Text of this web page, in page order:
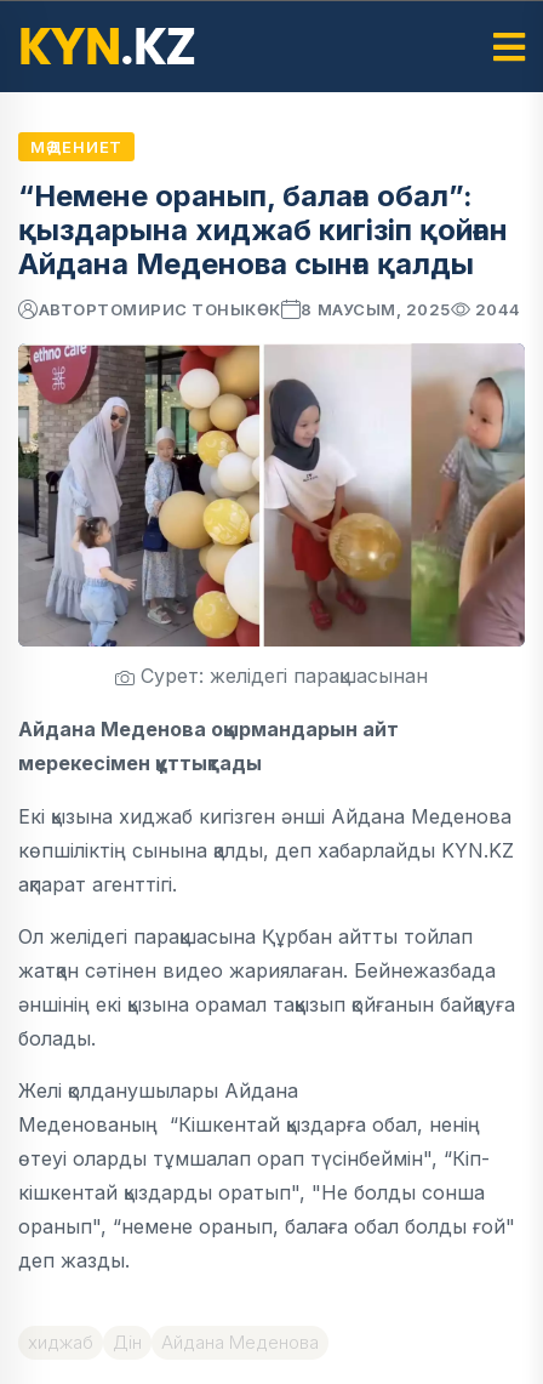
МӘДЕНИЕТ
“Немене оранып, балаға обал”:
қыздарына хиджаб кигізіп қойған
Айдана Меденова сынға қалды
АВТОРТОМИРИС ТОНЫКӨК 8 МАУСЫМ, 2025 2044
Сурет: желідегі парақшасынан
Айдана Меденова оқырмандарын айт
мерекесімен құттықтады
Екі қызына хиджаб кигізген әнші Айдана Меденова
көпшіліктің сынына қалды, деп хабарлайды KYN.KZ
ақпарат агенттігі.
Ол желідегі парақшасына Құрбан айтты тойлап
жатқан сәтінен видео жариялаған. Бейнежазбада
әншінің екі қызына орамал таққызып қойғанын байқауға
болады.
Желі қолданушылары Айдана
Меденованың “Кішкентай қыздарға обал, ненің
өтеуі оларды тұмшалап орап түсінбеймін", “Кіп-
кішкентай қыздарды оратып", "Не болды сонша
оранып", “немене оранып, балаға обал болды ғой"
деп жазды.
хиджаб Дін Айдана Меденова